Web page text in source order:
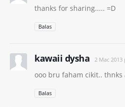
thanks for sharing..... =D
Balas
kawaii dysha 2 Mac 2013
ooo bru faham cikit.. thnks
Balas